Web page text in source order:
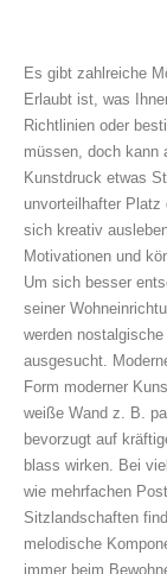
Es gibt zahlreiche
Erlaubt ist, was
Richtlinien oder
müssen, doch kann
Kunstdruck etwas
unvorteilhafter Platz
sich kreativ
Motivationen und
Um sich besser
seiner
werden
ausgesucht.
Form moderner
weiße Wand z. B.
bevorzugt auf
blass wirken. Bei
wie mehrfachen
Sitzlandschaften
melodische
immer beim